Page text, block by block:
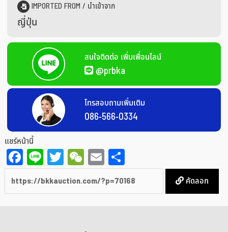
IMPORTED FROM / นำเข้าจาก
ญี่ปุ่น
สนใจติดต่อ เพิ่มเพื่อนไลน์
@prbka
โทรสอบถามเพิ่มเติม
086-566-0334
แชร์หน้านี้
Facebook
LineTwitter
WeChat
EmailShare
คัดลอก